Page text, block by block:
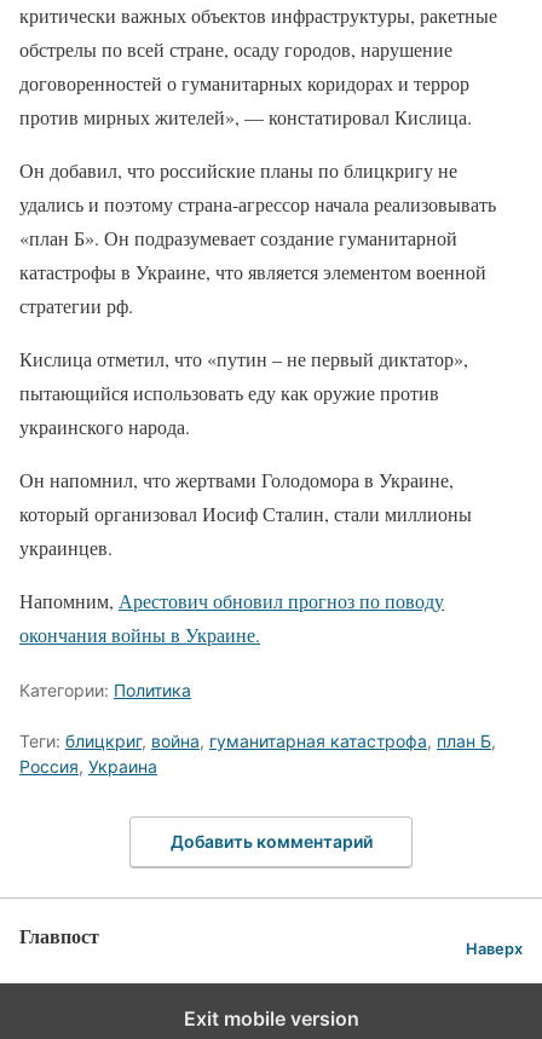
критически важных объектов инфраструктуры, ракетные
обстрелы по всей стране, осаду городов, нарушение
договоренностей о гуманитарных коридорах и террор
против мирных жителей», — констатировал Кислица.
Он добавил, что российские планы по блицкригу не
удались и поэтому страна-агрессор начала реализовывать
«план Б». Он подразумевает создание гуманитарной
катастрофы в Украине, что является элементом военной
стратегии рф.
Кислица отметил, что «путин – не первый диктатор»,
пытающийся использовать еду как оружие против
украинского народа.
Он напомнил, что жертвами Голодомора в Украине,
который организовал Иосиф Сталин, стали миллионы
украинцев.
Напомним, Арестович обновил прогноз по поводу
окончания войны в Украине.
Категории: Политика
Теги: блицкриг, война, гуманитарная катастрофа, план Б,
Россия, Украина
Добавить комментарий
Главпост Наверх
Exit mobile version